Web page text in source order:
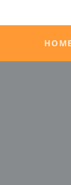
HOME